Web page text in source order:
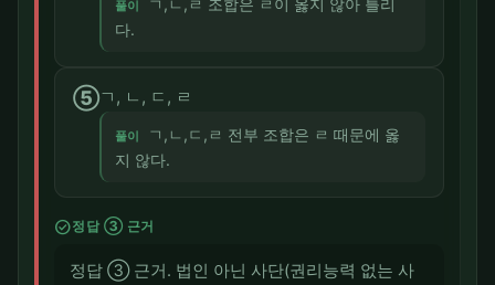
풀이
ㄱ,ㄴ,ㄹ 조합은 ㄹ이 옳지 않아 틀리
다.
⑤ㄱ, ㄴ, ㄷ, ㄹ
풀이
ㄱ,ㄴ,ㄷ,ㄹ 전부 조합은 ㄹ 때문에 옳
지 않다.
check_circle정답 ③ 근거
정답 ③ 근거. 법인 아닌 사단(권리능력 없는 사